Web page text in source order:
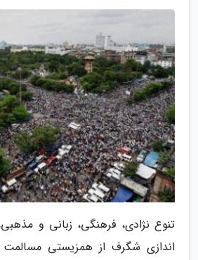
تنوع نژادی، فرهنگی، زبانی و
اندازی شگرف از همزیستی مسالمت